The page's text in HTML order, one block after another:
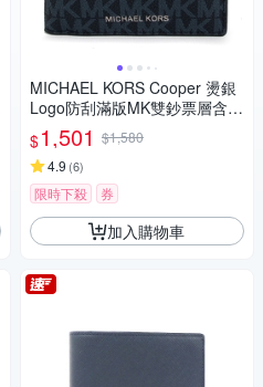
MICHAEL KORS Cooper 燙銀
Logo防刮滿版MK雙鈔票層含零
錢袋對開式短夾(深藍色)
$1,501 $1,580
4.9 (6)
限時下殺 券
加入購物車